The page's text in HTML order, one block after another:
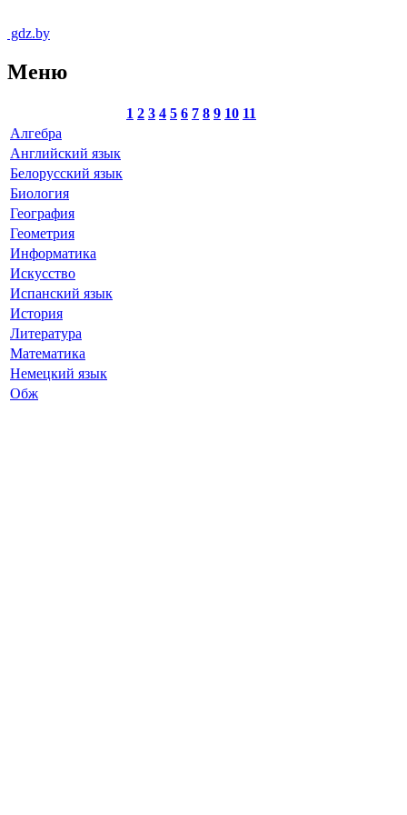
gdz.by
Меню
1 2 3 4 5 6 7 8 9 10 11
Алгебра
Английский язык
Белорусский язык
Биология
География
Геометрия
Информатика
Искусство
Испанский язык
История
Литература
Математика
Немецкий язык
Обж